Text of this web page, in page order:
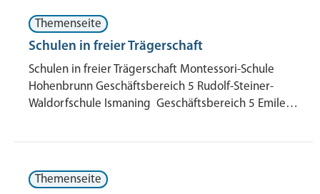
Themenseite
Schulen in freier Trägerschaft
Schulen in freier Trägerschaft Montessori-Schule
Hohenbrunn Geschäftsbereich 5 Rudolf-Steiner-
Waldorfschule Ismaning Geschäftsbereich 5 Emile…
Themenseite